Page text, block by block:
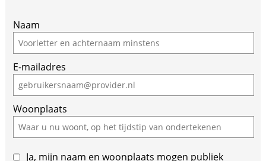
Naam
E-mailadres
Woonplaats
Ja, mijn naam en woonplaats mogen publiek